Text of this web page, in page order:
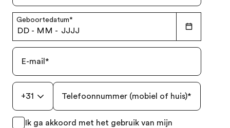
Geboortedatum*
DD - MM - JJJJ
E-mail *
+31 Telefoonnummer (mobiel of huis)*
Ik ga akkoord met het gebruik van mijn